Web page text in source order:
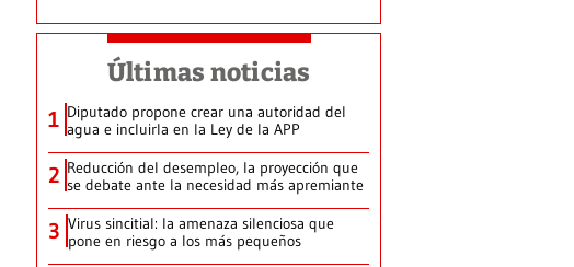
Últimas noticias
1 Diputado propone crear una autoridad del
agua e incluirla en la Ley de la APP
2 Reducción del desempleo, la proyección que
se debate ante la necesidad más apremiante
3 Virus sincitial: la amenaza silenciosa que
pone en riesgo a los más pequeños